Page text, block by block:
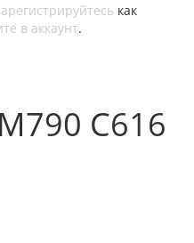
как
в аккаунт.
C616